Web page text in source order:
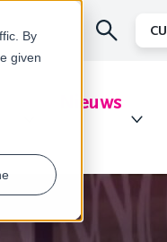
By
given
Nieuws